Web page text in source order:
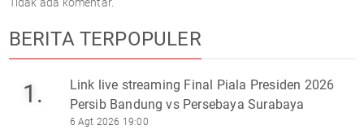
BERITA TERPOPULER
1.
Link live streaming Final Piala Presiden 2026
Persib Bandung vs Persebaya Surabaya
6 Agt 2026 19:00